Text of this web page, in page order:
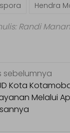
Hendra
Randi
sebelumnya
Kota
Melalui